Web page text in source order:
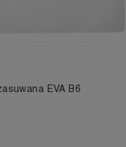
EVA B6